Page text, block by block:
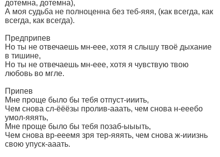
дотемна, дотемна),
А моя судьба не полноценна без теб-яяя, (как всегда, как
всегда, как всегда).
Предприпев
Но ты не отвечаешь мн-еее, хотя я слышу твоё дыхание
в тишине,
Но ты не отвечаешь мн-еее, хотя я чувствую твою
любовь во мгле.
Припев
Мне проще было бы тебя отпуст-ииить,
Чем снова сл-ёёёзы пролив-ааать, чем снова н-ееебо
умол-яяять,
Мне проще было бы тебя позаб-ыыыть,
Чем снова вр-ееемя зря тер-яяять, чем снова ж-ииизнь
свою упуск-ааать.